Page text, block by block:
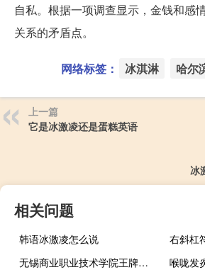
自私。根据一项调查显示，金钱和感
关系的矛盾点。
网络标签： 冰淇淋 哈尔
上一篇
它是冰激凌还是蛋糕英语
冰
相关问题
韩语冰激凌怎么说
无锡商业职业技术学院王牌专业有哪些
喉咙发